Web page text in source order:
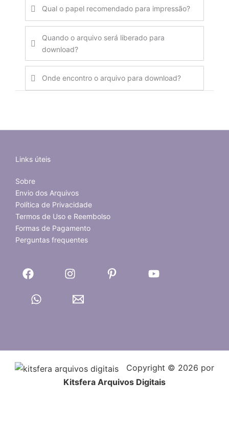
Qual o papel recomendado para impressão?
Quando o arquivo será liberado para
download?
Onde encontro o arquivo para download?
Links úteis
Sobre
Envio dos Arquivos
Política de Privacidade
Termos de Uso e Reembolso
Formas de Pagamento
Perguntas frequentes
Copyright © 2026 por
Kitsfera Arquivos Digitais